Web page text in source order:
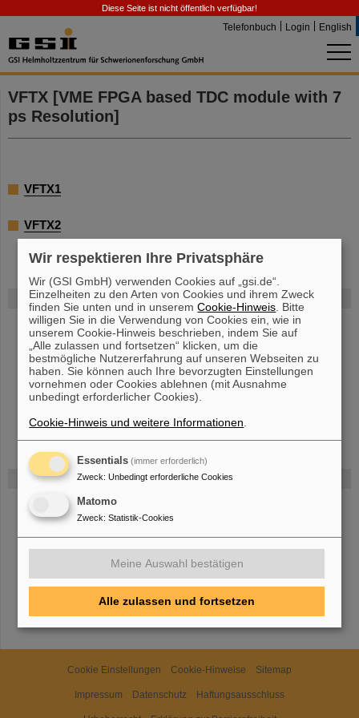
Diese Seite ist nicht öffentlich verfügbar!
Telefonbuch Login English
FAIR
Bei GSI entsteht das neue Beschleunigerzentrum FAIR.
Erfahren Sie mehr.
Gefördert von
HMWK
VFTX [VME FPGA based TDC module with 7
ps Resolution]
VFTX1
VFTX2
Cookie Einstellungen Cookie-Hinweise Sitemap
Impressum Datenschutz Haftungsausschluss
Wir respektieren Ihre Privatsphäre
Wir (GSI GmbH) verwenden Cookies auf „gsi.de“.
Einzelheiten zu den Arten von Cookies und ihrem Zweck
finden Sie unten und in unseremCookie-Hinweis . Bitte
willigen Sie in die Verwendung von Cookies ein, wie in
unserem Cookie-Hinweis beschrieben, indem Sie auf
„Alle zulassen und fortsetzen“ klicken, um die
bestmögliche Nutzererfahrung auf unseren Webseiten zu
haben. Sie können auch Ihre bevorzugten Einstellungen
vornehmen oder Cookies ablehnen (mit Ausnahme
unbedingt erforderlicher Cookies).
Cookie-Hinweis und weitere Informationen
Essentials (immer erforderlich)
Zweck: Unbedingt erforderliche Cookies
Matomo
Zweck: Statistik-Cookies
Meine Auswahl bestätigen
Alle zulassen und fortsetzen